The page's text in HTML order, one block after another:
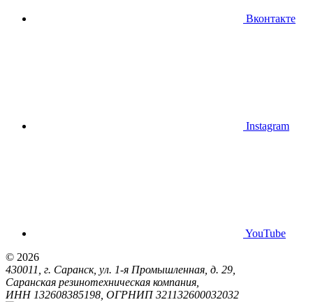
Вконтакте
Instagram
YouTube
© 2026
430011, г. Саранск, ул. 1-я Промышленная, д. 29,
Саранская резинотехническая компания,
ИНН 132608385198, ОГРНИП 321132600032032